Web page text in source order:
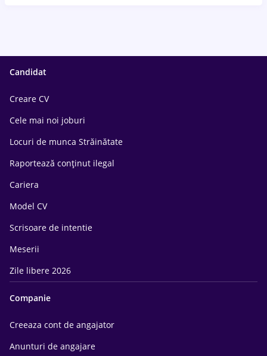
Candidat
Creare CV
Cele mai noi joburi
Locuri de munca Străinătate
Raportează conținut ilegal
Cariera
Model CV
Scrisoare de intentie
Meserii
Zile libere 2026
Companie
Creeaza cont de angajator
Anunturi de angajare